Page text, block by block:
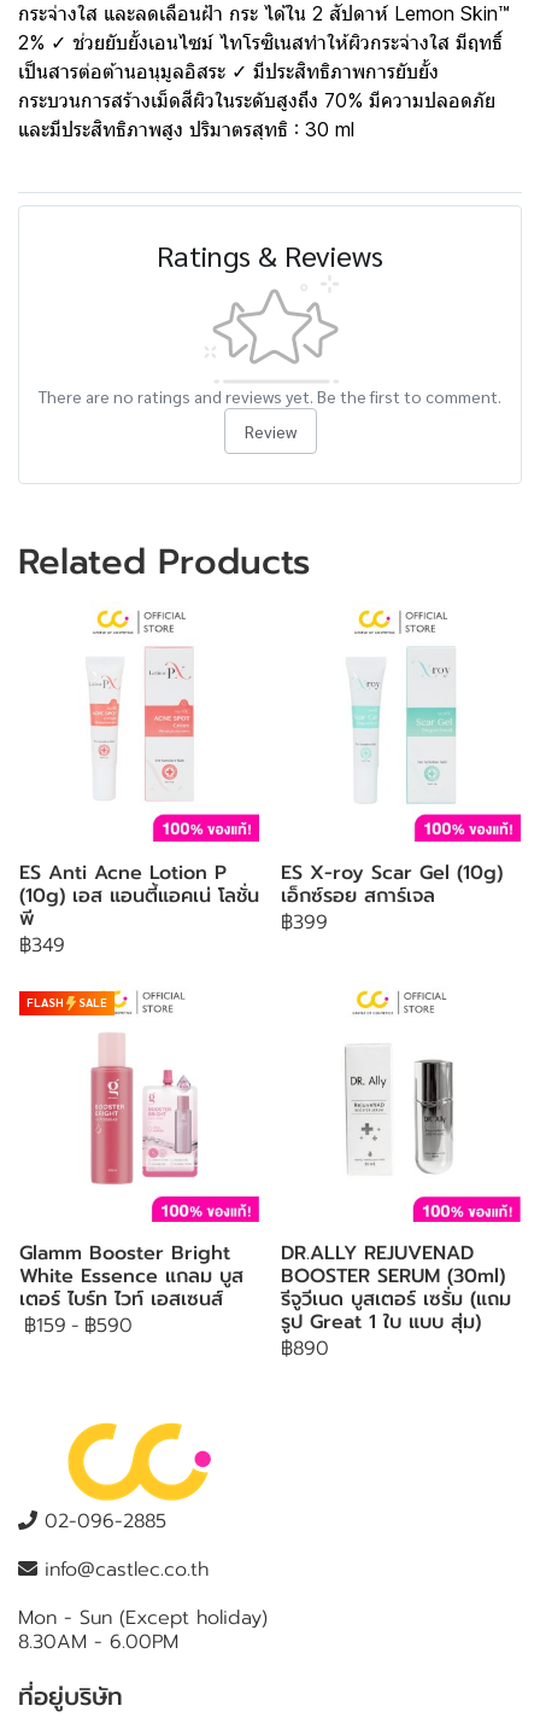
กระจ่างใส และลดเลือนฝ้า กระ ได้ใน 2 สัปดาห์ Lemon Skin™
2% ✓ ช่วยยับยั้งเอนไซม์ ไทโรซิเนสทำให้ผิวกระจ่างใส มีฤทธิ์
เป็นสารต่อต้านอนุมูลอิสระ ✓ มีประสิทธิภาพการยับยั้ง
กระบวนการสร้างเม็ดสีผิวในระดับสูงถึง 70% มีความปลอดภัย
และมีประสิทธิภาพสูง ปริมาตรสุทธิ : 30 ml
Ratings & Reviews
There are no ratings and reviews yet. Be the first to comment.
Review
Related Products
ES Anti Acne Lotion P
(10g) เอส แอนตี้แอคเน่ โลชั่น
พี
฿349
ES X-roy Scar Gel (10g)
เอ็กซ์รอย สการ์เจล
฿399
FLASH SALE
Glamm Booster Bright
White Essence แกลม บูส
เตอร์ ไบร์ท ไวท์ เอสเซนส์
฿159 - ฿590
DR.ALLY REJUVENAD
BOOSTER SERUM (30ml)
รีจูวีเนด บูสเตอร์ เซรั่ม (แถม
รูป Great 1 ใบ แบบ สุ่ม)
฿890
02-096-2885
info@castlec.co.th
Mon - Sun (Except holiday)
8.30AM - 6.00PM
ที่อยู่บริษัท